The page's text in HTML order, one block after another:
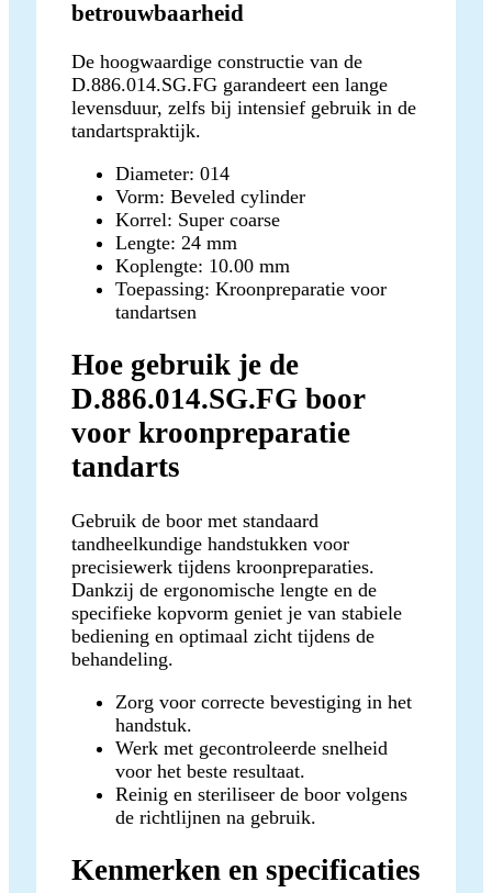
betrouwbaarheid
De hoogwaardige constructie van de
D.886.014.SG.FG garandeert een lange
levensduur, zelfs bij intensief gebruik in de
tandartspraktijk.
Diameter: 014
Vorm: Beveled cylinder
Korrel: Super coarse
Lengte: 24 mm
Koplengte: 10.00 mm
Toepassing: Kroonpreparatie voor
tandartsen
Hoe gebruik je de
D.886.014.SG.FG boor
voor kroonpreparatie
tandarts
Gebruik de boor met standaard
tandheelkundige handstukken voor
precisiewerk tijdens kroonpreparaties.
Dankzij de ergonomische lengte en de
specifieke kopvorm geniet je van stabiele
bediening en optimaal zicht tijdens de
behandeling.
Zorg voor correcte bevestiging in het
handstuk.
Werk met gecontroleerde snelheid
voor het beste resultaat.
Reinig en steriliseer de boor volgens
de richtlijnen na gebruik.
Kenmerken en specificaties